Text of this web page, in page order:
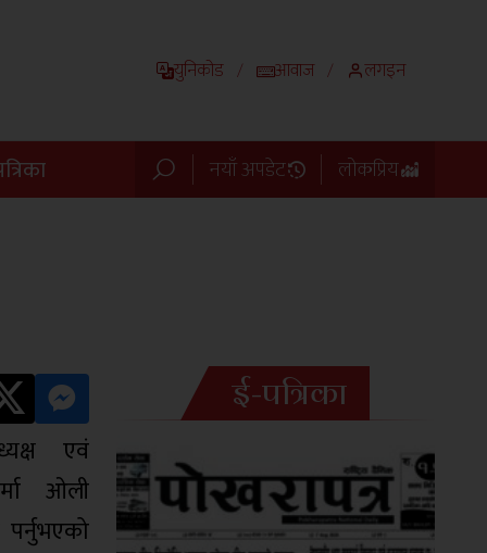
युनिकोड / आवाज / लगइन
नयाँ अपडेट लोकप्रिय
एवं
ओली
ई-पत्रिका